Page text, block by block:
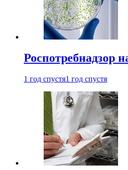
Роспотребнадзор
1 год спустя1 год спустя